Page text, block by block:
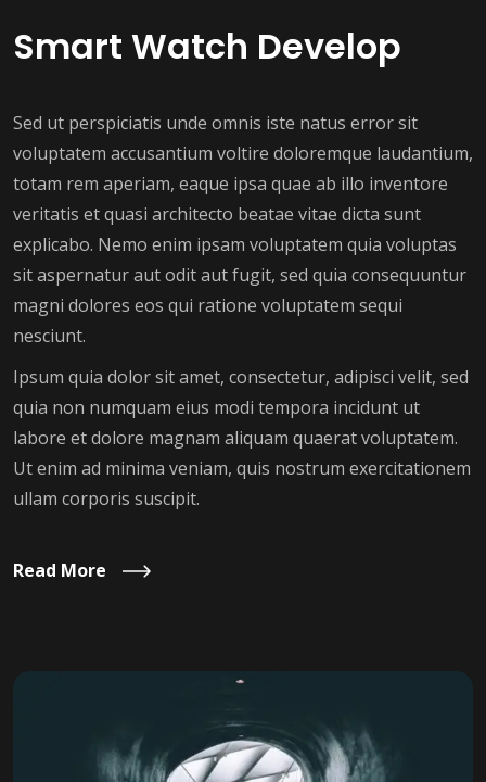
Smart Watch Develop
Sed ut perspiciatis unde omnis iste natus error sit
voluptatem accusantium voltire doloremque laudantium,
totam rem aperiam, eaque ipsa quae ab illo inventore
veritatis et quasi architecto beatae vitae dicta sunt
explicabo. Nemo enim ipsam voluptatem quia voluptas
sit aspernatur aut odit aut fugit, sed quia consequuntur
magni dolores eos qui ratione voluptatem sequi
nesciunt.
Ipsum quia dolor sit amet, consectetur, adipisci velit, sed
quia non numquam eius modi tempora incidunt ut
labore et dolore magnam aliquam quaerat voluptatem.
Ut enim ad minima veniam, quis nostrum exercitationem
ullam corporis suscipit.
Read More